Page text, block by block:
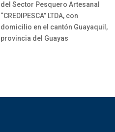
del Sector Pesquero Artesanal
“CREDIPESCA” LTDA, con
domicilio en el cantón Guayaquil,
provincia del Guayas